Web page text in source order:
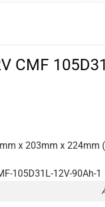
CMF
x 203mm x 224mm